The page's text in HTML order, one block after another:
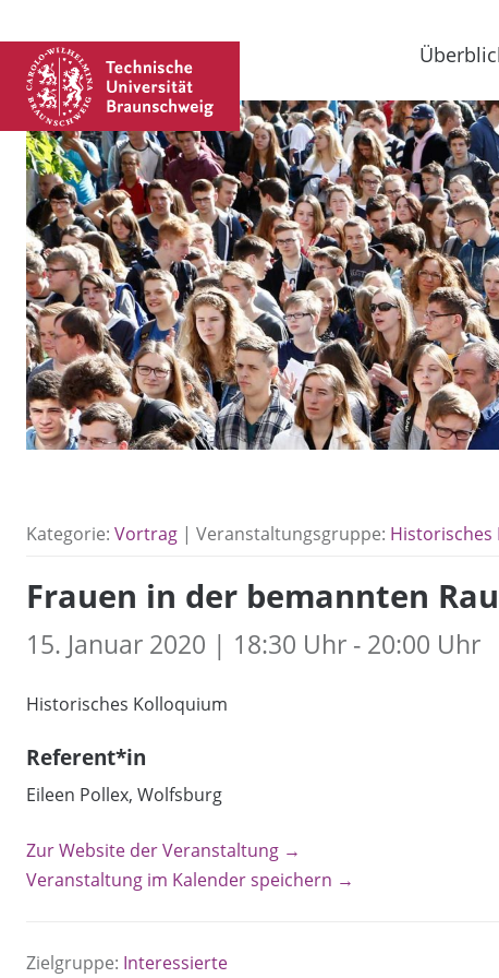
Kategorie: Vortrag | Veranstaltungsgruppe:
Frauen in der bemannten
15. Januar 2020 | 18:30 Uhr - 20:00 Uhr
Historisches Kolloquium
Referent*in
Eileen Pollex, Wolfsburg
Zur Website der Veranstaltung →
Veranstaltung im Kalender speichern →
Zielgruppe: Interessierte